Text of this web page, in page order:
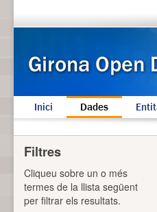
Inici Dades
Filtres
Cliqueu sobre un o més
termes de la llista següent
per filtrar els resultats.